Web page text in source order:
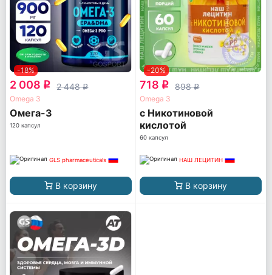
-18%
2 008 q 2 448q
Omega 3
Омега-3
120 капсул
GLS pharmaceuticals
В корзину
-20%
718 q 898q
Omega 3
с Никотиновой
кислотой
60 капсул
НАШ ЛЕЦИТИН
В корзину